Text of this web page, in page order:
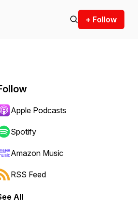
+ Follow
or backward.
Apple Podcasts
Spotify
Amazon Music
RSS Feed
All